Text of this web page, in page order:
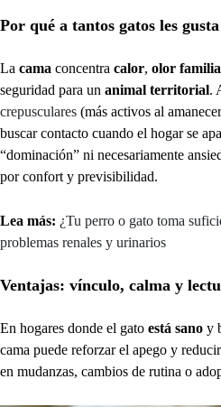
Por qué a tantos gatos les
La cama concentra calor, olor
seguridad para un animal territorial.
crepusculares (más activos al
buscar contacto cuando el hogar se
“dominación” ni necesariamente
por confort y previsibilidad.
Lea más: ¿Tu perro o gato toma
problemas renales y urinarios
Ventajas: vínculo, calma y
En hogares donde el gato está sano y
cama puede reforzar el apego y
en mudanzas, cambios de rutina o